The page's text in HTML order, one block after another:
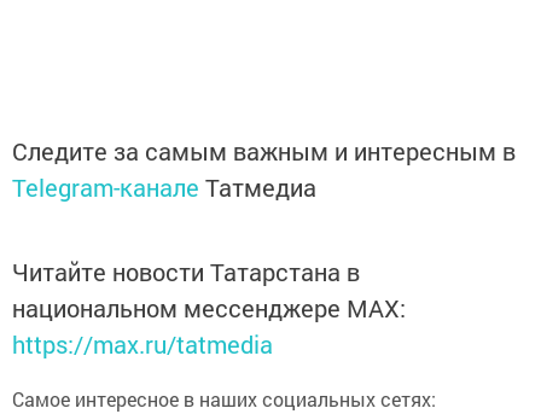
Следите за самым важным и интересным в
Telegram-канале Татмедиа
Читайте новости Татарстана в
национальном мессенджере MАХ:
https://max.ru/tatmedia
Самое интересное в наших социальных сетях: